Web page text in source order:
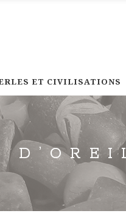
ET CIVILISATIONS